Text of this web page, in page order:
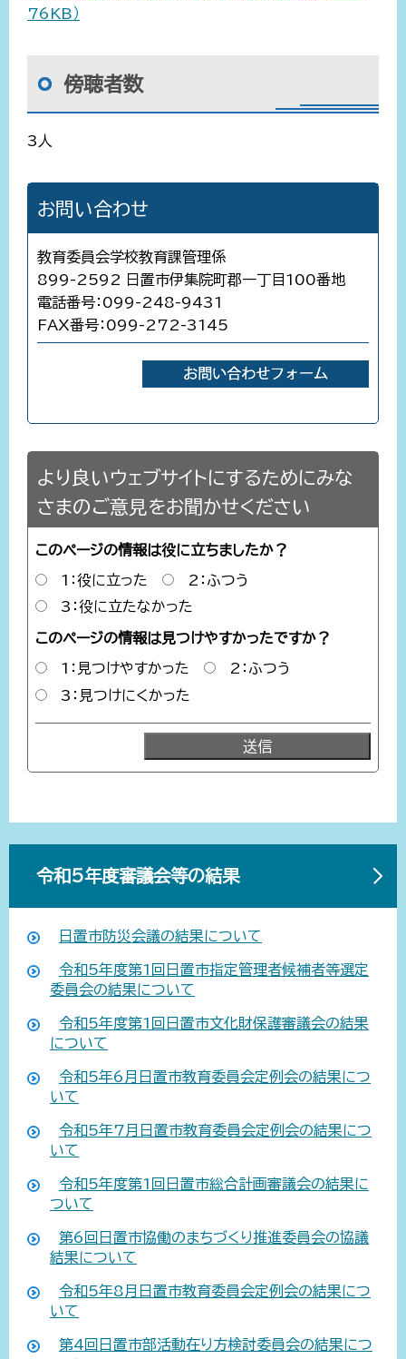
76KB）
傍聴者数
3人
お問い合わせ
教育委員会学校教育課管理係
899-2592 日置市伊集院町郡一丁目100番地
電話番号：099-248-9431
FAX番号：099-272-3145
より良いウェブサイトにするためにみな
さまのご意見をお聞かせください
このページの情報は役に立ちましたか？
1：役に立った
2：ふつう
3：役に立たなかった
このページの情報は見つけやすかったですか？
1：見つけやすかった
2：ふつう
3：見つけにくかった
令和5年度審議会等の結果
日置市防災会議の結果について
令和5年度第1回日置市指定管理者候補者等選定
委員会の結果について
令和5年度第1回日置市文化財保護審議会の結果
について
令和5年6月日置市教育委員会定例会の結果につ
いて
令和5年7月日置市教育委員会定例会の結果につ
いて
令和5年度第1回日置市総合計画審議会の結果に
ついて
第6回日置市協働のまちづくり推進委員会の協議
結果について
令和5年8月日置市教育委員会定例会の結果につ
いて
第4回日置市部活動在り方検討委員会の結果につ